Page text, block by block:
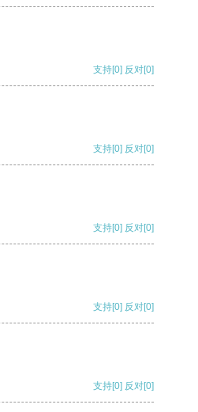
支持[0] 反对[0]
支持[0] 反对[0]
支持[0] 反对[0]
支持[0] 反对[0]
支持[0] 反对[0]